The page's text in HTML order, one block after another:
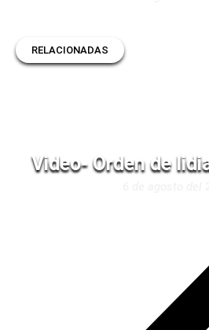
RELACIONADAS
Video- Orden de